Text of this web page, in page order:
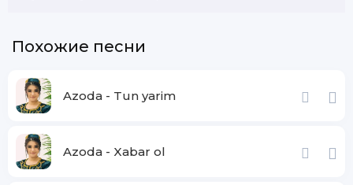
Похожие песни
Azoda - Tun yarim
Azoda - Xabar ol